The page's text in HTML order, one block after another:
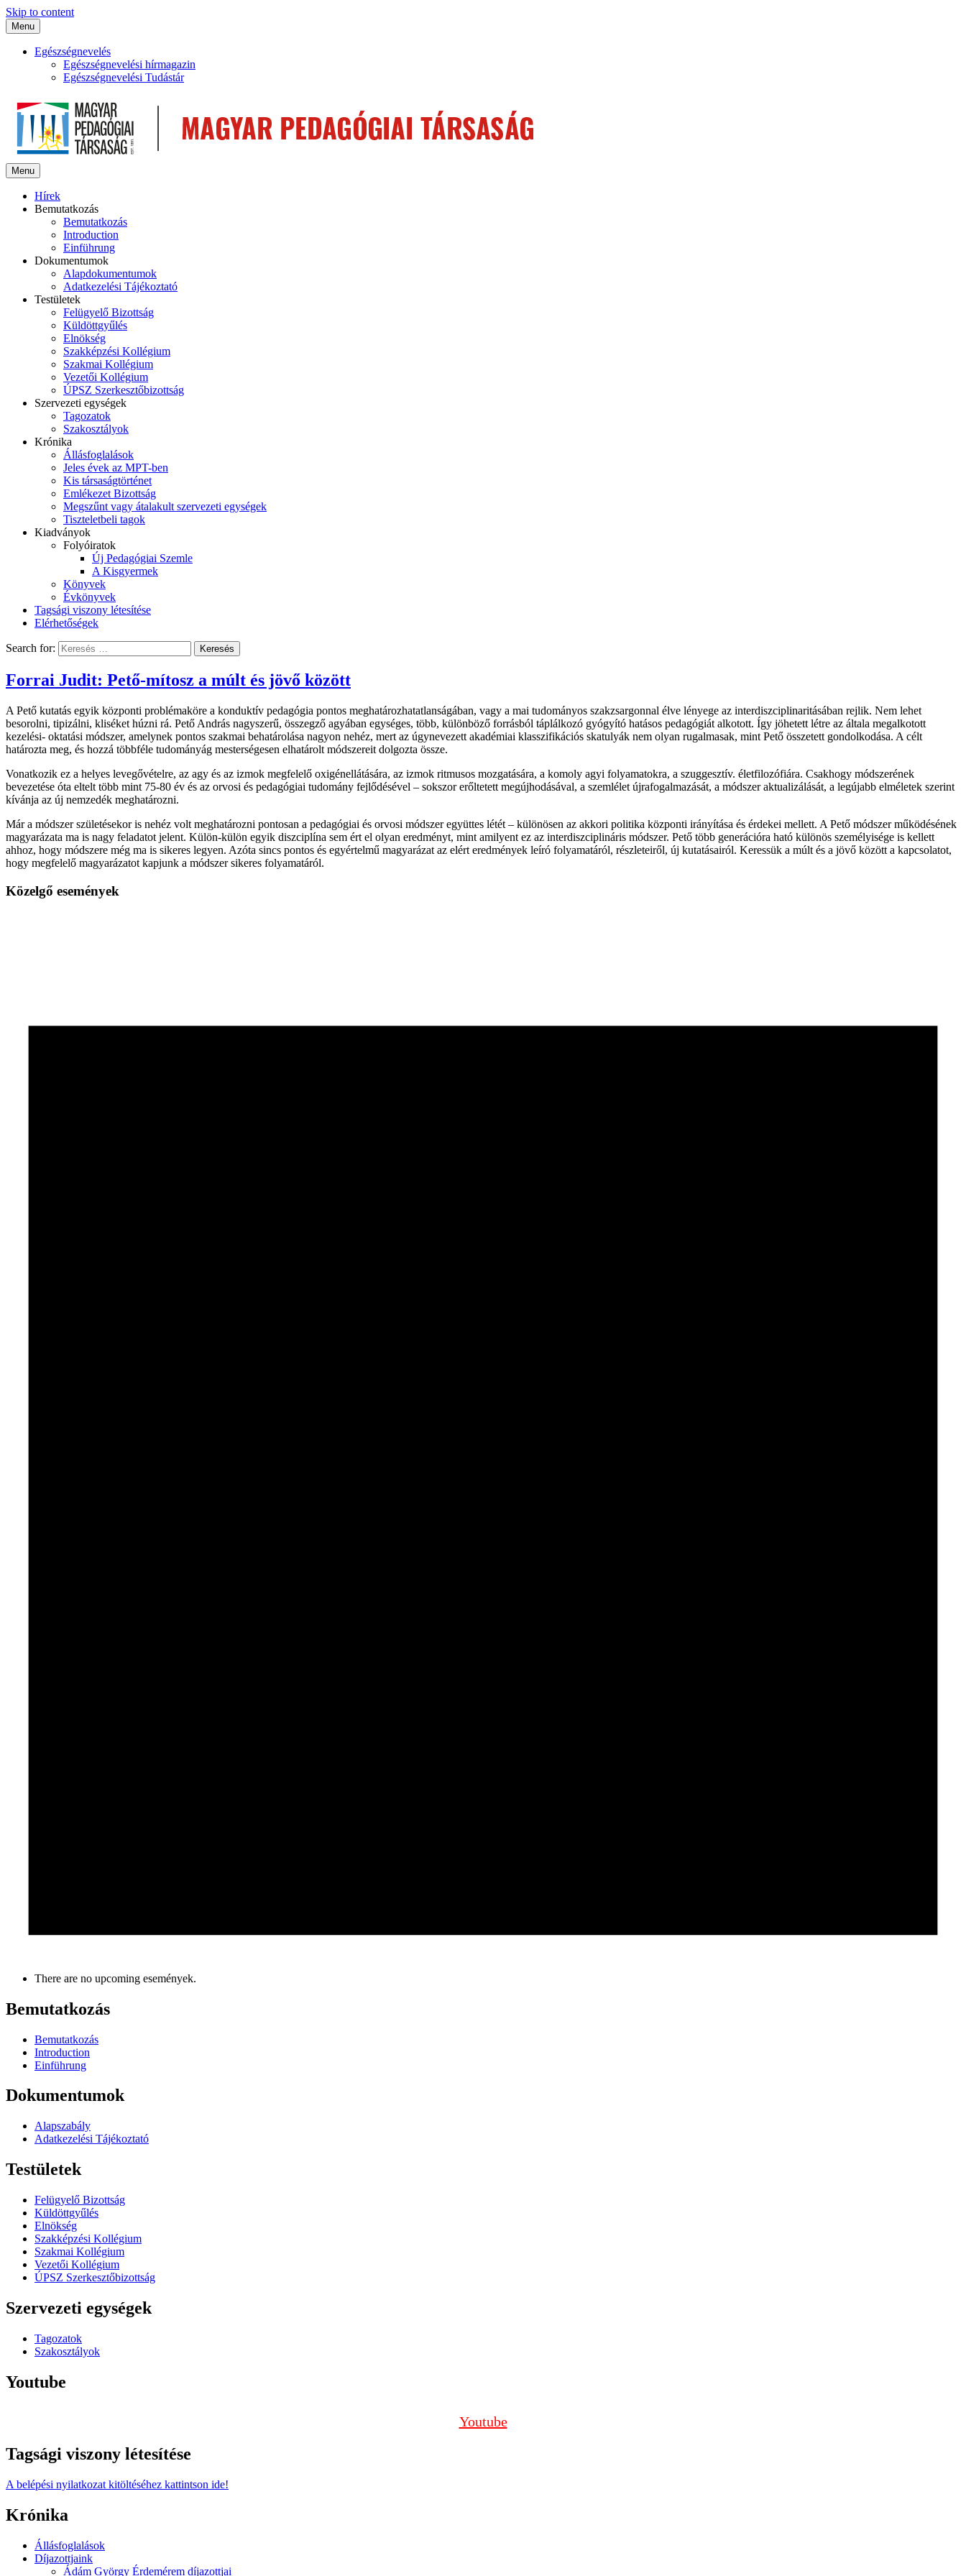
Skip to content
Menu
Egészségnevelés
Egészségnevelési hírmagazin
Egészségnevelési Tudástár
Menu
Hírek
Bemutatkozás
Bemutatkozás
Introduction
Einführung
Dokumentumok
Alapdokumentumok
Adatkezelési Tájékoztató
Testületek
Felügyelő Bizottság
Küldöttgyűlés
Elnökség
Szakképzési Kollégium
Szakmai Kollégium
Vezetői Kollégium
ÚPSZ Szerkesztőbizottság
Szervezeti egységek
Tagozatok
Szakosztályok
Krónika
Állásfoglalások
Jeles évek az MPT-ben
Kis társaságtörténet
Emlékezet Bizottság
Megszűnt vagy átalakult szervezeti egységek
Tiszteletbeli tagok
Kiadványok
Folyóiratok
Új Pedagógiai Szemle
A Kisgyermek
Könyvek
Évkönyvek
Tagsági viszony létesítése
Elérhetőségek
Search for:
Forrai Judit: Pető-mítosz a múlt és jövő között
A Pető kutatás egyik központi problémaköre a konduktív pedagógia pontos meghatározhatatlanságában, vagy a mai tudományos szakzsargonnal élve lényege az interdiszciplinaritásában rejlik. Nem lehet
besorolni, tipizálni, kliséket húzni rá. Pető András nagyszerű, összegző agyában egységes, több, különböző forrásból táplálkozó gyógyító hatásos pedagógiát alkotott. Így jöhetett létre az általa megalkotott
kezelési- oktatási módszer, amelynek pontos szakmai behatárolása nagyon nehéz, mert az úgynevezett akadémiai klasszifikációs skatulyák nem olyan rugalmasak, mint Pető összetett gondolkodása. A célt
határozta meg, és hozzá többféle tudományág mesterségesen elhatárolt módszereit dolgozta össze.
Vonatkozik ez a helyes levegővételre, az agy és az izmok megfelelő oxigénellátására, az izmok ritmusos mozgatására, a komoly agyi folyamatokra, a szuggesztív. életfilozófiára. Csakhogy módszerének
bevezetése óta eltelt több mint 75-80 év és az orvosi és pedagógiai tudomány fejlődésével – sokszor erőltetett megújhodásával, a szemlélet újrafogalmazását, a módszer aktualizálását, a legújabb elméletek szerint
kívánja az új nemzedék meghatározni.
Már a módszer születésekor is nehéz volt meghatározni pontosan a pedagógiai és orvosi módszer együttes létét – különösen az akkori politika központi irányítása és érdekei mellett. A Pető módszer működésének
magyarázata ma is nagy feladatot jelent. Külön-külön egyik diszciplína sem ért el olyan eredményt, mint amilyent ez az interdiszciplináris módszer. Pető több generációra ható különös személyisége is kellett
ahhoz, hogy módszere még ma is sikeres legyen. Azóta sincs pontos és egyértelmű magyarázat az elért eredmények leíró folyamatáról, részleteiről, új kutatásairól. Keressük a múlt és a jövő között a kapcsolatot,
hogy megfelelő magyarázatot kapjunk a módszer sikeres folyamatáról.
Közelgő események
There are no upcoming események.
Bemutatkozás
Bemutatkozás
Introduction
Einführung
Dokumentumok
Alapszabály
Adatkezelési Tájékoztató
Testületek
Felügyelő Bizottság
Küldöttgyűlés
Elnökség
Szakképzési Kollégium
Szakmai Kollégium
Vezetői Kollégium
ÚPSZ Szerkesztőbizottság
Szervezeti egységek
Tagozatok
Szakosztályok
Youtube
Youtube
Tagsági viszony létesítése
A belépési nyilatkozat kitöltéséhez kattintson ide!
Krónika
Állásfoglalások
Díjazottjaink
Ádám György Érdemérem díjazottjai